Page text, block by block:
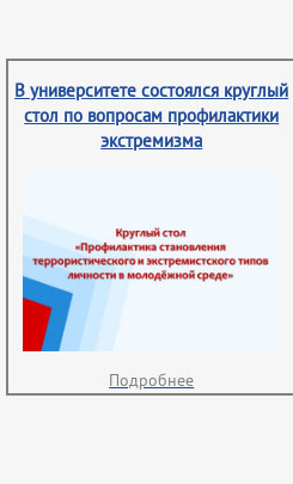
В университете состоялся круглый
стол по вопросам профилактики
экстремизма
Подробнее